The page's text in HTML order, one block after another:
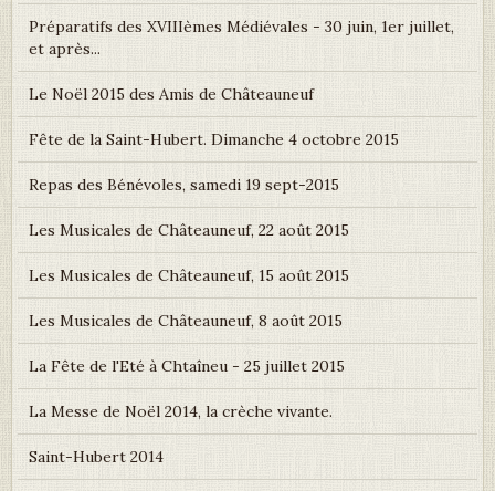
Préparatifs des XVIIIèmes Médiévales - 30 juin, 1er juillet,
et après...
Le Noël 2015 des Amis de Châteauneuf
Fête de la Saint-Hubert. Dimanche 4 octobre 2015
Repas des Bénévoles, samedi 19 sept-2015
Les Musicales de Châteauneuf, 22 août 2015
Les Musicales de Châteauneuf, 15 août 2015
Les Musicales de Châteauneuf, 8 août 2015
La Fête de l'Eté à Chtaîneu - 25 juillet 2015
La Messe de Noël 2014, la crèche vivante.
Saint-Hubert 2014